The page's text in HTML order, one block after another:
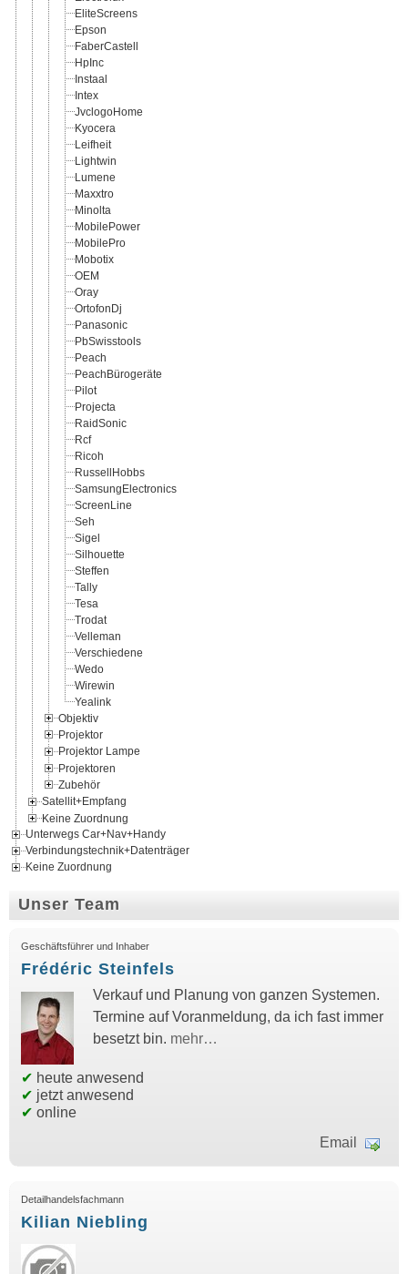
EliteScreens
Epson
FaberCastell
HpInc
Instaal
Intex
JvclogoHome
Kyocera
Leifheit
Lightwin
Lumene
Maxxtro
Minolta
MobilePower
MobilePro
Mobotix
OEM
Oray
OrtofonDj
Panasonic
PbSwisstools
Peach
PeachBürogeräte
Pilot
Projecta
RaidSonic
Rcf
Ricoh
RussellHobbs
SamsungElectronics
ScreenLine
Seh
Sigel
Silhouette
Steffen
Tally
Tesa
Trodat
Velleman
Verschiedene
Wedo
Wirewin
Yealink
Objektiv
Projektor
Projektor Lampe
Projektoren
Zubehör
Satellit+Empfang
Keine Zuordnung
Unterwegs Car+Nav+Handy
Verbindungstechnik+Datenträger
Keine Zuordnung
Unser Team
Geschäftsführer und Inhaber
Frédéric Steinfels
Verkauf und Planung von ganzen Systemen.
Termine auf Voranmeldung, da ich fast immer
besetzt bin. mehr…
✔ heute anwesend
✔ jetzt anwesend
✔ online
Email
Detailhandelsfachmann
Kilian Niebling